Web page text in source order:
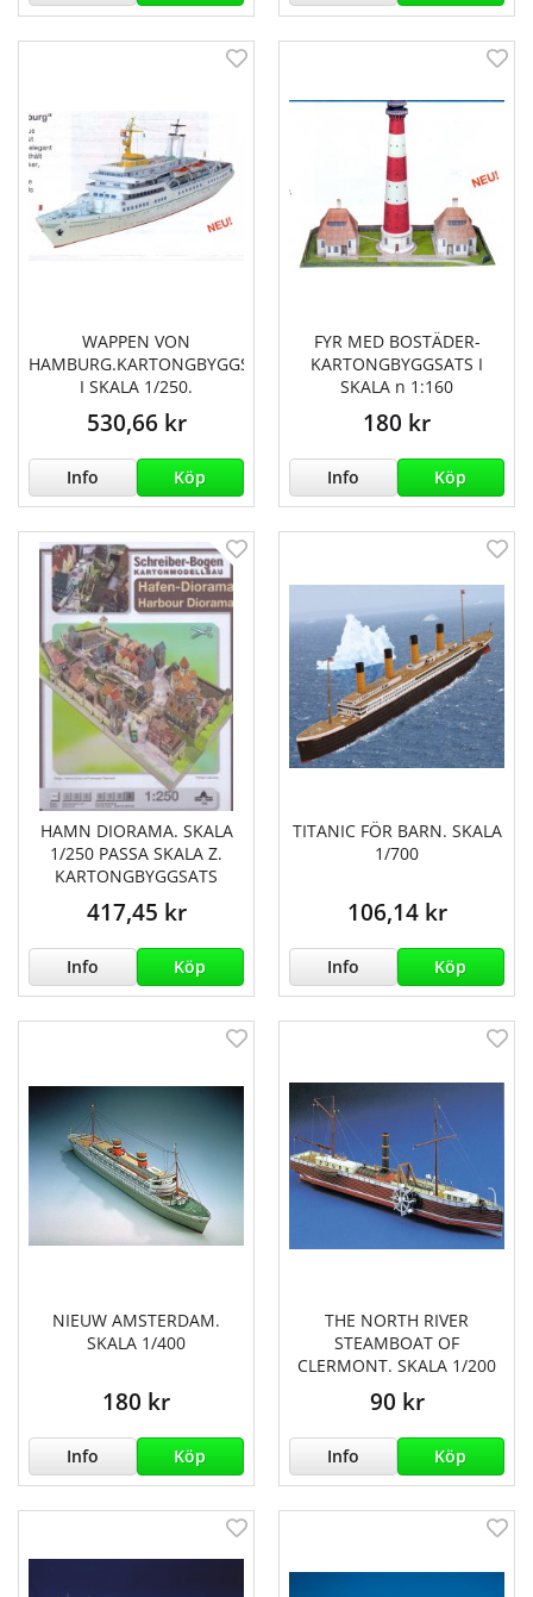
WAPPEN VON
HAMBURG.KARTONGBYGGSATS
I SKALA 1/250.
530,66 kr
Info Köp
FYR MED BOSTÄDER-
KARTONGBYGGSATS I
SKALA n 1:160
180 kr
Info Köp
HAMN DIORAMA. SKALA
1/250 PASSA SKALA Z.
KARTONGBYGGSATS
417,45 kr
Info Köp
TITANIC FÖR BARN. SKALA
1/700
106,14 kr
Info Köp
NIEUW AMSTERDAM.
SKALA 1/400
180 kr
Info Köp
THE NORTH RIVER
STEAMBOAT OF
CLERMONT. SKALA 1/200
90 kr
Info Köp